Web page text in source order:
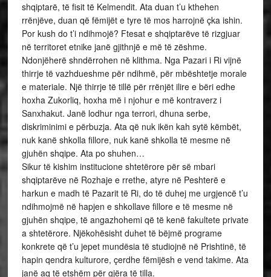
shqiptarë, të fisit të Kelmendit. Ata duan t’u kthehen
rrënjëve, duan që fëmijët e tyre të mos harrojnë çka ishin.
Por kush do t’i ndihmojë? Ftesat e shqiptarëve të rizgjuar
në territoret etnike janë gjithnjë e më të zëshme.
Ndonjëherë shndërrohen në klithma. Nga Pazari i Ri vijnë
thirrje të vazhdueshme për ndihmë, për mbështetje morale
e materiale. Një thirrje të tillë për rrënjët ilire e bëri edhe
hoxha Zukorliq, hoxha më i njohur e më kontraverz i
Sanxhakut. Janë lodhur nga terrori, dhuna serbe,
diskriminimi e përbuzja. Ata që nuk ikën kah sytë këmbët,
nuk kanë shkolla fillore, nuk kanë shkolla të mesme në
gjuhën shqipe. Ata po shuhen…
Sikur të kishim institucione shtetërore për së mbari
shqiptarëve në Rozhaje e rrethe, atyre në Peshterë e
harkun e madh të Pazarit të Ri, do të duhej me urgjencë t’u
ndihmojmë në hapjen e shkollave fillore e të mesme në
gjuhën shqipe, të angazhohemi që të kenë fakultete private
a shtetërore. Njëkohësisht duhet të bëjmë programe
konkrete që t’u jepet mundësia të studiojnë në Prishtinë, të
hapin qendra kulturore, çerdhe fëmijësh e vend takime. Ata
janë aq të etshëm për gjëra të tilla.